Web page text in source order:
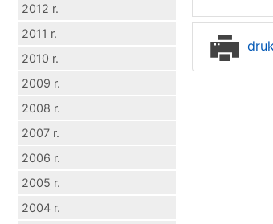
2012 r.
2011 r.
2010 r.
2009 r.
2008 r.
2007 r.
2006 r.
2005 r.
2004 r.